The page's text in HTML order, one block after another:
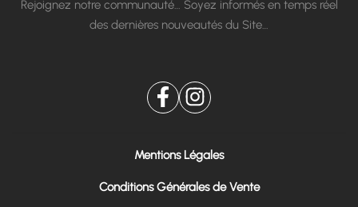
Rejoignez notre communauté… Soyez informés en temps réel
des dernières nouveautés du Site…
Mentions Légales
Conditions Générales de Vente